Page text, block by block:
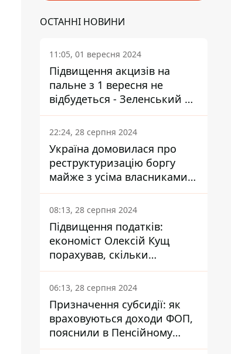
ОСТАННІ НОВИНИ
11:05, 01 вересня 2024
Підвищення акцизів на
пальне з 1 вересня не
відбудеться - Зеленський не
підписав закон
22:24, 28 серпня 2024
Україна домовилася про
реструктуризацію боргу
майже з усіма власниками
єврооблігацій: що це
означає для країни
08:13, 28 серпня 2024
Підвищення податків:
економіст Олексій Кущ
порахував, скільки
заплатить кожен українець
06:13, 28 серпня 2024
Призначення субсидії: як
враховуються доходи ФОП,
пояснили в Пенсійному
фонді